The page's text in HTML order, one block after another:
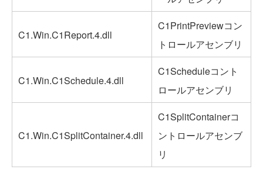
C1.Win.C1Report.4.dll
C1PrintPreviewコン
トロールアセンブリ
C1.Win.C1Schedule.4.dll
C1Scheduleコント
ロールアセンブリ
C1.Win.C1SplitContainer.4.dll
C1SplitContainerコ
ントロールアセンブ
リ